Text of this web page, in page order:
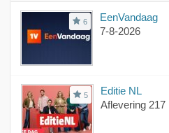
6
EenVandaag
7-8-2026
5
Editie NL
Aflevering 217